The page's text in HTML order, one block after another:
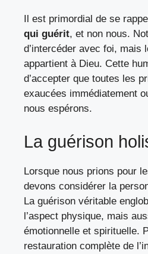
Il est primordial de se
qui guérit, et non nous.
d’intercéder avec foi, mais
appartient à Dieu. Cette
d’accepter que toutes les
exaucées immédiatement
nous espérons.
La guérison
Lorsque nous prions pour
devons considérer la
La guérison véritable
l’aspect physique, mais
émotionnelle et spirituelle.
restauration complète de